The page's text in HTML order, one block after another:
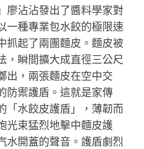
廖沾沾發出了醬料學家對
一種專業包水餃的極限速
抓起了兩團麵皮。麵皮被
，瞬間擴大成直徑三公尺
出，兩張麵皮在空中交
防禦護盾。這就是家傳
「水餃皮護盾」，薄韌而
光束猛烈地擊中麵皮護
水開蓋的聲音。護盾劇烈